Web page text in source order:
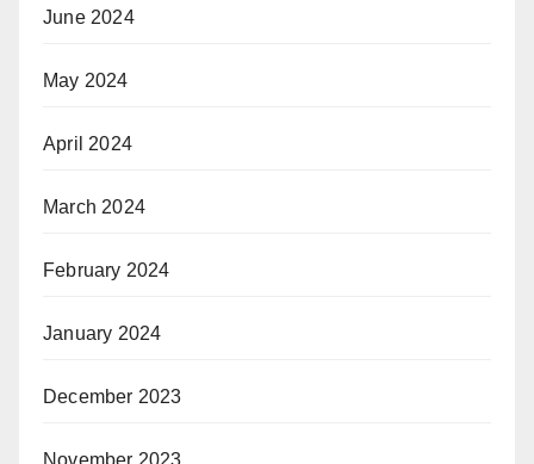
June 2024
May 2024
April 2024
March 2024
February 2024
January 2024
December 2023